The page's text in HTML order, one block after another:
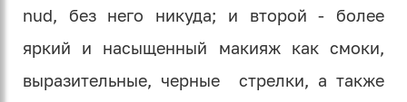
nud, без него никуда; и второй - более
яркий и насыщенный макияж как смоки,
выразительные, черные стрелки, а также